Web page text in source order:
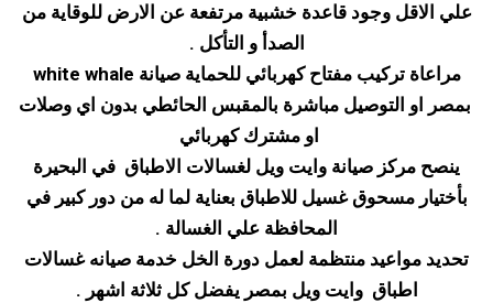
علي الاقل وجود قاعدة خشبية مرتفعة عن الارض للوقاية من
الصدأ و التأكل .
مراعاة تركيب مفتاح كهربائي للحماية صيانة white whale
بمصر او التوصيل مباشرة بالمقبس الحائطي بدون اي وصلات
او مشترك كهربائي
ينصح مركز صيانة وايت ويل لغسالات الاطباق في البحيرة
بأختيار مسحوق غسيل للاطباق بعناية لما له من دور كبير في
المحافظة علي الغسالة .
تحديد مواعيد منتظمة لعمل دورة الخل خدمة صيانه غسالات
اطباق وايت ويل بمصر يفضل كل ثلاثة اشهر .